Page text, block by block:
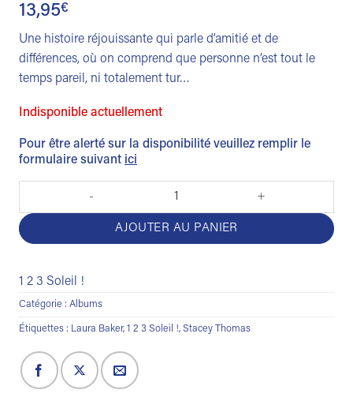
13,95€
Une histoire réjouissante qui parle d’amitié et de
différences, où on comprend que personne n’est tout le
temps pareil, ni totalement tur…
Indisponible actuellement
Pour être alerté sur la disponibilité veuillez remplir le
formulaire suivant ici
AJOUTER AU PANIER
1 2 3 Soleil !
Catégorie : Albums
Étiquettes : Laura Baker, 1 2 3 Soleil !, Stacey Thomas